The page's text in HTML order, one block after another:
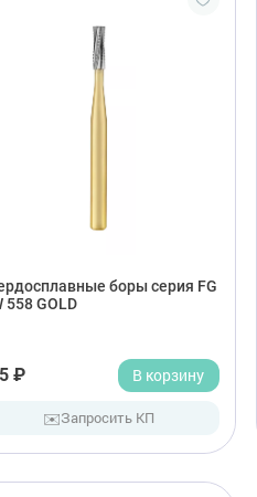
боры серия FG
558 GOLD
₽ В корзину
✉️Запросить КП